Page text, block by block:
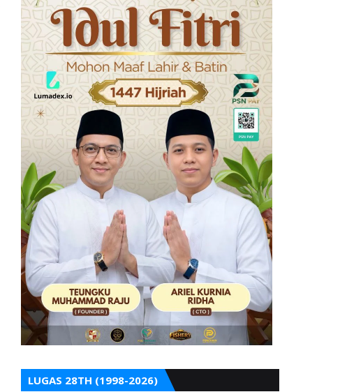
LUGAS 28TH (1998-2026)